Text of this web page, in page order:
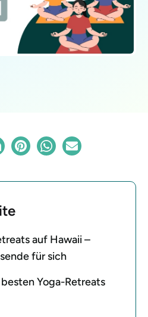
auf Hawaii –
für sich
Yoga-Retreats